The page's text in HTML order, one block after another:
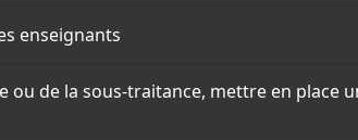
enseignants
ou de la sous-traitance, mettre en place